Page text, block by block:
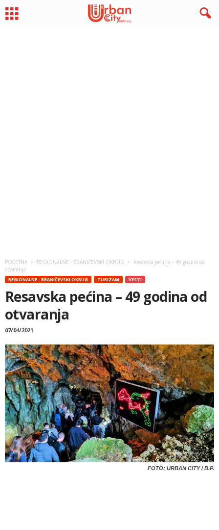
POČETNA REGIONALNE - BRANIČEVSKI OKRUG
Resavska pećina – 49 godina od
otvaranja
REGIONALNE - BRANIČEVSKI OKRUG TURIZAM VESTI
Resavska pećina – 49 godina od
otvaranja
07/04/2021
FOTO: URBAN CITY / B.P.